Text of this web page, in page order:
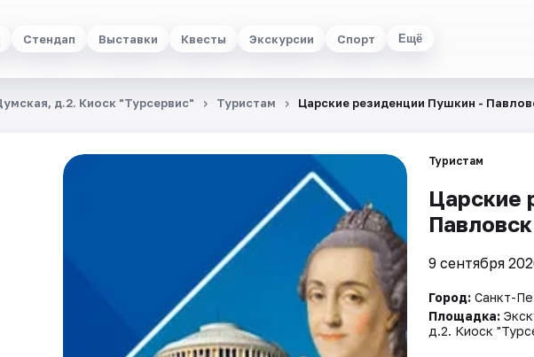
Стендап Выставки Квесты Экскурсии Спорт Ещё
д.2. Киоск "Турсервис" Туристам Царские резиденции Пушкин -
Туристам
Царские
9 сентября
Город: Санкт-
Площадка:
д.2. Киоск